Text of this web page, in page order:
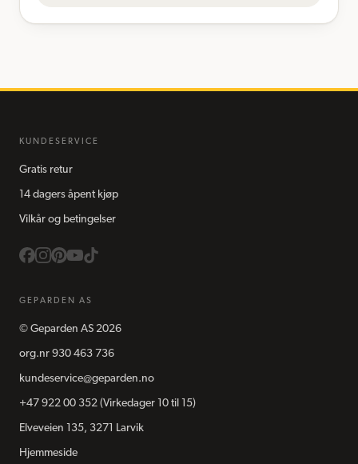
KUNDESERVICE
Gratis retur
14 dagers åpent kjøp
Vilkår og betingelser
GEPARDEN AS
© Geparden AS 2026
org.nr 930 463 736
kundeservice@geparden.no
+47 922 00 352 (Virkedager 10 til 15)
Elveveien 135, 3271 Larvik
Hjemmeside